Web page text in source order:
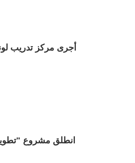
أجرى مركز تدريب
انطلق مشروع